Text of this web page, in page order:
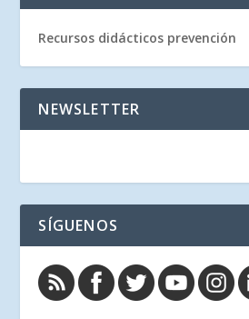
Recursos didácticos prevención
NEWSLETTER
SÍGUENOS